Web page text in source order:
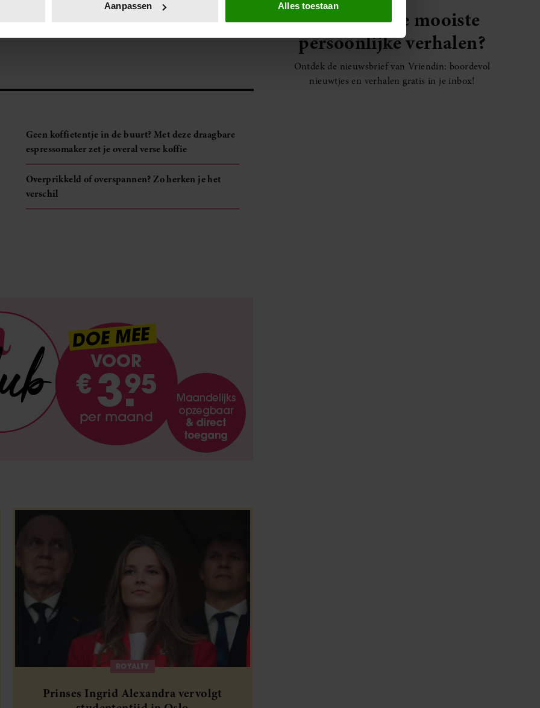
of intrekken in de Cookieverklaring.
en advertenties te personaliseren, om functies voor social media te bieden en om ons
Ook delen we informatie over uw gebruik van onze site met onze partners voor social
Deze partners kunnen deze gegevens combineren met andere informatie die u aan ze heeft
op basis van uw gebruik van hun services. U gaat akkoord met onze cookies als u
Aanpassen Alles toestaan
Geen koffietentje in de buurt? Met deze draagbare
espressomaker zet je overal verse koffie
Overprikkeld of overspannen? Zo herken je het
verschil
ROYALTY
Prinses Ingrid Alexandra vervolgt
Elke week de mooiste
persoonlijke verhalen?
Ontdek de nieuwsbrief van Vriendin: boordevol
nieuwtjes en verhalen gratis in je inbox!